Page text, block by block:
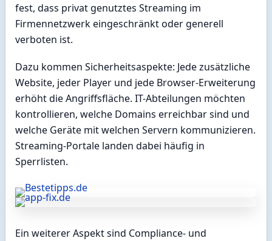
fest, dass privat genutztes Streaming im
Firmennetzwerk eingeschränkt oder generell
verboten ist.
Dazu kommen Sicherheitsaspekte: Jede zusätzliche
Website, jeder Player und jede Browser-Erweiterung
erhöht die Angriffsfläche. IT-Abteilungen möchten
kontrollieren, welche Domains erreichbar sind und
welche Geräte mit welchen Servern kommunizieren.
Streaming-Portale landen dabei häufig in
Sperrlisten.
Ein weiterer Aspekt sind Compliance- und